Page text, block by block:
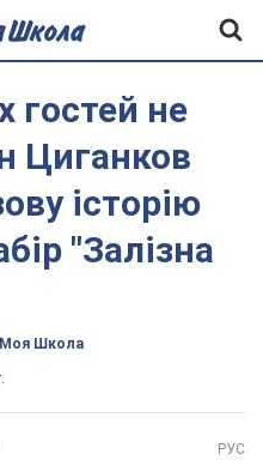
гостей не
Циганков
історію
"Залізна
Моя Школа
РУС